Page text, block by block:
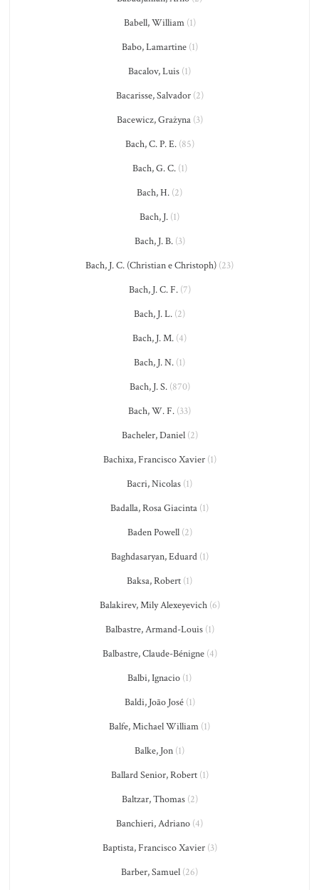
Babell, William(1)
Babo, Lamartine(1)
Bacalov, Luis (1)
Bacarisse, Salvador(2)
Bacewicz, Grażyna(3)
Bach, C. P. E.(85)
Bach, G. C.(1)
Bach, H. (2)
Bach, J. (1)
Bach, J. B.(3)
Bach, J. C. (Christian e Christoph) (23)
Bach, J. C. F.(7)
Bach, J. L. (2)
Bach, J. M. (4)
Bach, J. N. (1)
Bach, J. S.(870)
Bach, W. F. (33)
Bacheler, Daniel(2)
Bachixa, Francisco Xavier(1)
Bacri, Nicolas (1)
Badalla, Rosa Giacinta (1)
Baden Powell(2)
Baghdasaryan, Eduard(1)
Baksa, Robert (1)
Balakirev, Mily Alexeyevich(6)
Balbastre, Armand-Louis(1)
Balbastre, Claude-Bénigne(4)
Balbi, Ignacio (1)
Baldi, João José(1)
Balfe, Michael William (1)
Balke, Jon (1)
Ballard Senior, Robert(1)
Baltzar, Thomas(2)
Banchieri, Adriano (4)
Baptista, Francisco Xavier(3)
Barber, Samuel (26)